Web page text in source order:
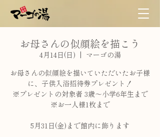
お母さんの似顔絵を描こう
4月14日(日)
  |
マーゴの湯
お母さんの似顔絵を描いていただいたお子様
に、子供入浴招待券プレゼント！
※プレゼントの対象者 3歳〜小学6年生まで
※お一人様1枚まで
5月31日(金)まで館内に飾ります